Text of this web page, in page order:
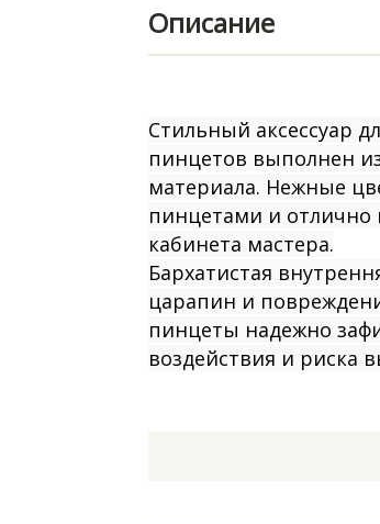
Описание
Стильный аксессуар
пинцетов выполнен
материала. Нежные
пинцетами и
кабинета мастера.
Бархатистая
царапин и
пинцеты надежно
воздействия и риска